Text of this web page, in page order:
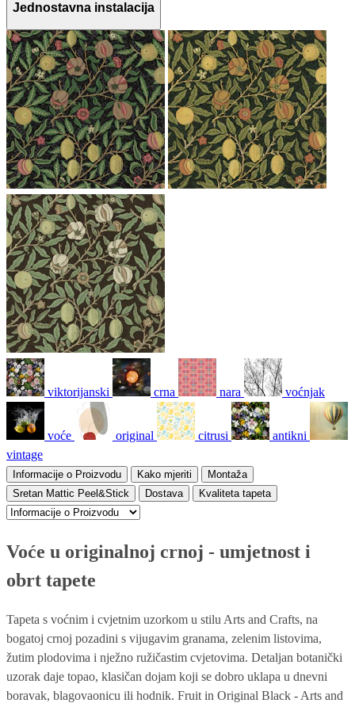
Jednostavna instalacija
viktorijanski crna nara voćnjak
voće original citrusi
antikni
vintage
Informacije o Proizvodu Kako mjeriti
Montaža
Sretan Mattic Peel&Stick
Dostava Kvaliteta tapeta
Voće u originalnoj crnoj - umjetnost i
obrt tapete
Tapeta s voćnim i cvjetnim uzorkom u stilu Arts and Crafts, na
bogatoj crnoj pozadini s vijugavim granama, zelenim listovima,
žutim plodovima i nježno ružičastim cvjetovima. Detaljan botanički
uzorak daje topao, klasičan dojam koji se dobro uklapa u dnevni
boravak, blagovaonicu ili hodnik. Fruit in Original Black - Arts and